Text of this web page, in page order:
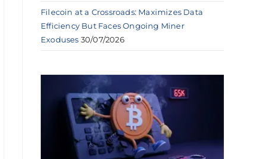
Filecoin at a Crossroads: Maximizes Data
Efficiency But Faces Ongoing Miner
Exoduses 30/07/2026